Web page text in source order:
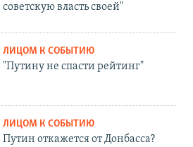
советскую власть своей"
ЛИЦОМ К СОБЫТИЮ
"Путину не спасти рейтинг"
ЛИЦОМ К СОБЫТИЮ
Путин откажется от Донбасса?